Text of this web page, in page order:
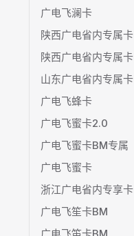
广电飞澜卡
陕西广电省内专属卡
陕西广电省内专属卡
山东广电省内专属卡
广电飞蜂卡
广电飞蜜卡2.0
广电飞蜜卡BM专属
广电飞蜜卡
浙江广电省内专享卡
广电飞笙卡BM